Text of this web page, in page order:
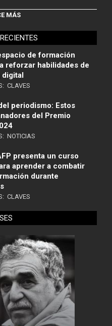
MÁS
de formación
reforzar habilidades de
digital
CLAVES
periodismo: Estos
del Premio
NOTICIAS
presenta un curso
aprender a combatir
durante
CLAVES